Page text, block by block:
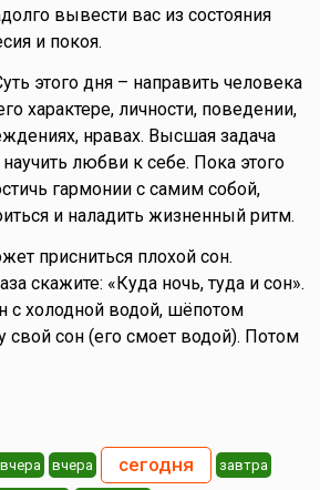
вывести вас из состояния
и покоя.
этого дня – направить человека
характере, личности, поведении,
нравах. Высшая задача
любви к себе. Пока этого
гармонии с самим собой,
и наладить жизненный ритм.
присниться плохой сон.
скажите: «Куда ночь, туда и сон».
с холодной водой, шёпотом
свой сон (его смоет водой). Потом
вчера cегодня завтра